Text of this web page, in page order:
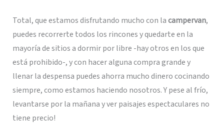
Total, que estamos disfrutando mucho con lacampervan,
puedes recorrerte todos los rincones y quedarte en la
mayoría de sitios a dormir por libre -hay otros en los que
está prohibido-, y con hacer alguna compra grande y
llenar la despensa puedes ahorra mucho dinero cocinando
siempre, como estamos haciendo nosotros. Y pese al frío,
levantarse por la mañana y ver paisajes espectaculares no
tiene precio!